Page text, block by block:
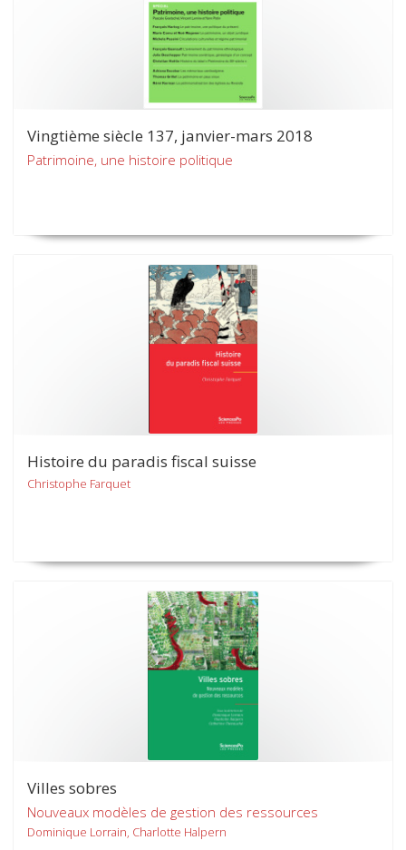
Vingtième siècle 137, janvier-mars 2018
Patrimoine, une histoire politique
Histoire du paradis fiscal suisse
Christophe Farquet
Villes sobres
Nouveaux modèles de gestion des ressources
Dominique Lorrain, Charlotte Halpern